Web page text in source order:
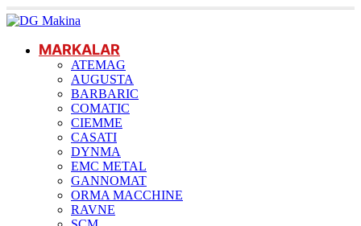
MARKALAR
ATEMAG
AUGUSTA
BARBARIC
COMATIC
CIEMME
CASATI
DYNMA
EMC METAL
GANNOMAT
ORMA MACCHINE
RAVNE